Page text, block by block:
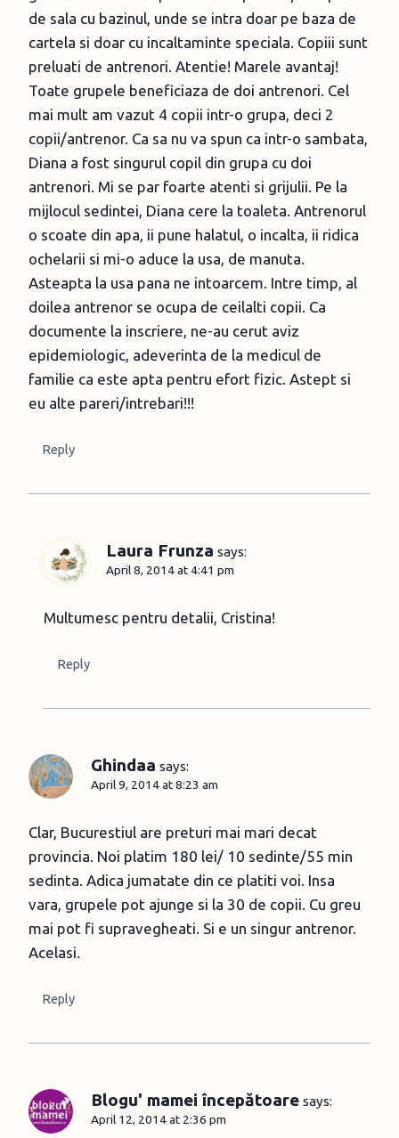
de sala cu bazinul, unde se intra doar pe baza de
cartela si doar cu incaltaminte speciala. Copiii sunt
preluati de antrenori. Atentie! Marele avantaj!
Toate grupele beneficiaza de doi antrenori. Cel
mai mult am vazut 4 copii intr-o grupa, deci 2
copii/antrenor. Ca sa nu va spun ca intr-o sambata,
Diana a fost singurul copil din grupa cu doi
antrenori. Mi se par foarte atenti si grijulii. Pe la
mijlocul sedintei, Diana cere la toaleta. Antrenorul
o scoate din apa, ii pune halatul, o incalta, ii ridica
ochelarii si mi-o aduce la usa, de manuta.
Asteapta la usa pana ne intoarcem. Intre timp, al
doilea antrenor se ocupa de ceilalti copii. Ca
documente la inscriere, ne-au cerut aviz
epidemiologic, adeverinta de la medicul de
familie ca este apta pentru efort fizic. Astept si
eu alte pareri/intrebari!!!
Reply
Laura Frunza says:
April 8, 2014 at 4:41 pm
Multumesc pentru detalii, Cristina!
Reply
Ghindaa says:
April 9, 2014 at 8:23 am
Clar, Bucurestiul are preturi mai mari decat
provincia. Noi platim 180 lei/ 10 sedinte/55 min
sedinta. Adica jumatate din ce platiti voi. Insa
vara, grupele pot ajunge si la 30 de copii. Cu greu
mai pot fi supravegheati. Si e un singur antrenor.
Acelasi.
Reply
Blogu' mamei începătoare says:
April 12, 2014 at 2:36 pm